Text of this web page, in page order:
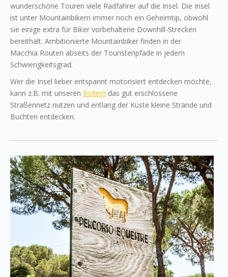
wunderschöne Touren viele Radfahrer auf die Insel. Die Insel
ist unter Mountainbikern immer noch ein Geheimtip, obwohl
sie einige extra für Biker vorbehaltene Downhill-Strecken
bereithält. Ambitionierte Mountainbiker finden in der
Macchia Routen abseits der Touristenpfade in jedem
Schwierigkeitsgrad.
Wer die Insel lieber entspannt motorisiert entdecken möchte,
kann z.B. mit unseren Rollern das gut erschlossene
Straßennetz nutzen und entlang der Küste kleine Strände und
Buchten entdecken.